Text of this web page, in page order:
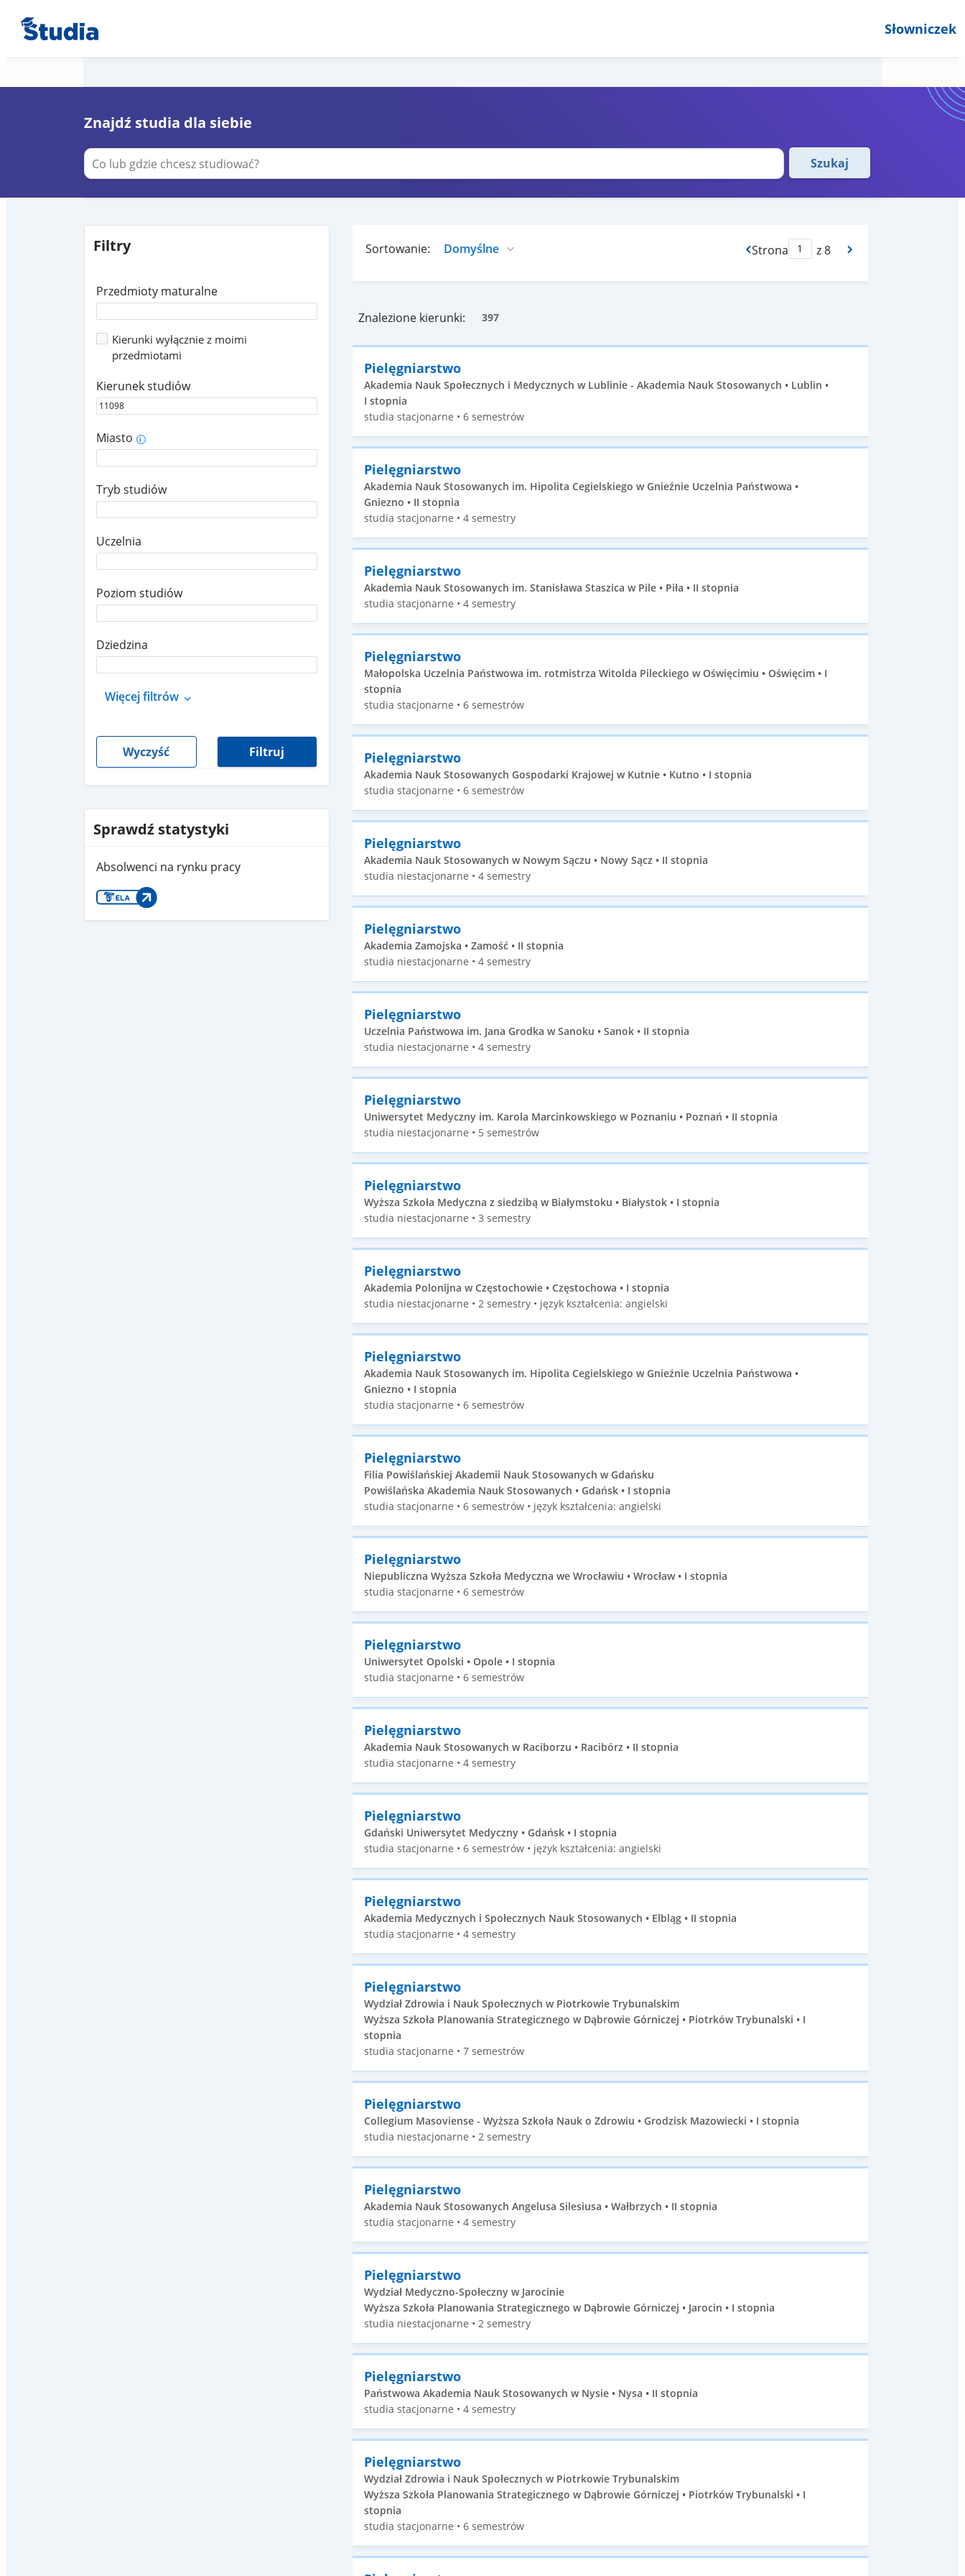
Słowniczek
Znajdź studia dla siebie
Szukaj
Filtry
Przedmioty maturalne
Kierunki wyłącznie z moimi
przedmiotami
Kierunek studiów
Miasto i
Tryb studiów
Uczelnia
Poziom studiów
Dziedzina
Więcej filtrów
Wyczyść Filtruj
Sprawdź statystyki
Absolwenci na rynku pracy
Sortowanie: Strona z 8
Znalezione kierunki: 397
Pielęgniarstwo
Akademia Nauk Społecznych i Medycznych w Lublinie - Akademia Nauk Stosowanych • Lublin •
I stopnia
studia stacjonarne • 6 semestrów
Pielęgniarstwo
Akademia Nauk Stosowanych im. Hipolita Cegielskiego w Gnieźnie Uczelnia Państwowa •
Gniezno • II stopnia
studia stacjonarne • 4 semestry
Pielęgniarstwo
Akademia Nauk Stosowanych im. Stanisława Staszica w Pile • Piła • II stopnia
studia stacjonarne • 4 semestry
Pielęgniarstwo
Małopolska Uczelnia Państwowa im. rotmistrza Witolda Pileckiego w Oświęcimiu • Oświęcim • I
stopnia
studia stacjonarne • 6 semestrów
Pielęgniarstwo
Akademia Nauk Stosowanych Gospodarki Krajowej w Kutnie • Kutno • I stopnia
studia stacjonarne • 6 semestrów
Pielęgniarstwo
Akademia Nauk Stosowanych w Nowym Sączu • Nowy Sącz • II stopnia
studia niestacjonarne • 4 semestry
Pielęgniarstwo
Akademia Zamojska • Zamość • II stopnia
studia niestacjonarne • 4 semestry
Pielęgniarstwo
Uczelnia Państwowa im. Jana Grodka w Sanoku • Sanok • II stopnia
studia niestacjonarne • 4 semestry
Pielęgniarstwo
Uniwersytet Medyczny im. Karola Marcinkowskiego w Poznaniu • Poznań • II stopnia
studia niestacjonarne • 5 semestrów
Pielęgniarstwo
Wyższa Szkoła Medyczna z siedzibą w Białymstoku • Białystok • I stopnia
studia niestacjonarne • 3 semestry
Pielęgniarstwo
Akademia Polonijna w Częstochowie • Częstochowa • I stopnia
studia niestacjonarne • 2 semestry • język kształcenia: angielski
Pielęgniarstwo
Akademia Nauk Stosowanych im. Hipolita Cegielskiego w Gnieźnie Uczelnia Państwowa •
Gniezno • I stopnia
studia stacjonarne • 6 semestrów
Pielęgniarstwo
Filia Powiślańskiej Akademii Nauk Stosowanych w Gdańsku
Powiślańska Akademia Nauk Stosowanych • Gdańsk • I stopnia
studia stacjonarne • 6 semestrów • język kształcenia: angielski
Pielęgniarstwo
Niepubliczna Wyższa Szkoła Medyczna we Wrocławiu • Wrocław • I stopnia
studia stacjonarne • 6 semestrów
Pielęgniarstwo
Uniwersytet Opolski • Opole • I stopnia
studia stacjonarne • 6 semestrów
Pielęgniarstwo
Akademia Nauk Stosowanych w Raciborzu • Racibórz • II stopnia
studia stacjonarne • 4 semestry
Pielęgniarstwo
Gdański Uniwersytet Medyczny • Gdańsk • I stopnia
studia stacjonarne • 6 semestrów • język kształcenia: angielski
Pielęgniarstwo
Akademia Medycznych i Społecznych Nauk Stosowanych • Elbląg • II stopnia
studia stacjonarne • 4 semestry
Pielęgniarstwo
Wydział Zdrowia i Nauk Społecznych w Piotrkowie Trybunalskim
Wyższa Szkoła Planowania Strategicznego w Dąbrowie Górniczej • Piotrków Trybunalski • I
stopnia
studia stacjonarne • 7 semestrów
Pielęgniarstwo
Collegium Masoviense - Wyższa Szkoła Nauk o Zdrowiu • Grodzisk Mazowiecki • I stopnia
studia niestacjonarne • 2 semestry
Pielęgniarstwo
Akademia Nauk Stosowanych Angelusa Silesiusa • Wałbrzych • II stopnia
studia stacjonarne • 4 semestry
Pielęgniarstwo
Wydział Medyczno-Społeczny w Jarocinie
Wyższa Szkoła Planowania Strategicznego w Dąbrowie Górniczej • Jarocin • I stopnia
studia niestacjonarne • 2 semestry
Pielęgniarstwo
Państwowa Akademia Nauk Stosowanych w Nysie • Nysa • II stopnia
studia stacjonarne • 4 semestry
Pielęgniarstwo
Wydział Zdrowia i Nauk Społecznych w Piotrkowie Trybunalskim
Wyższa Szkoła Planowania Strategicznego w Dąbrowie Górniczej • Piotrków Trybunalski • I
stopnia
studia stacjonarne • 6 semestrów